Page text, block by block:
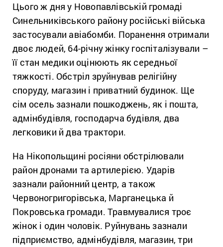
Цього ж дня у Новопавлівській громаді
Синельниківського району російські війська
застосували авіабомби. Поранення отримали
двоє людей, 64-річну жінку госпіталізували –
її стан медики оцінюють як середньої
тяжкості. Обстріл зруйнував релігійну
споруду, магазин і приватний будинок. Ще
сім осель зазнали пошкоджень, як і пошта,
адмінбудівля, господарча будівля, два
легковики й два трактори.
На Нікопольщині росіяни обстрілювали
район дронами та артилерією. Ударів
зазнали районний центр, а також
Червоногригорівська, Марганецька й
Покровська громади. Травмувалися троє
жінок і один чоловік. Руйнувань зазнали
підприємство, адмінбудівля, магазин, три